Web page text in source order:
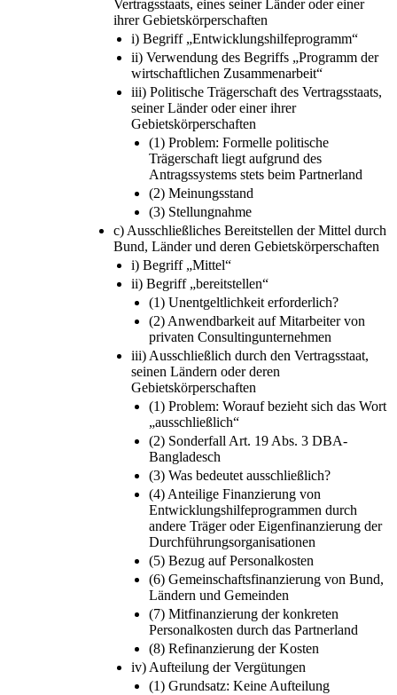
Vertragsstaats, eines seiner Länder oder einer
ihrer Gebietskörperschaften
i) Begriff „Entwicklungshilfeprogramm“
ii) Verwendung des Begriffs „Programm der
wirtschaftlichen Zusammenarbeit“
iii) Politische Trägerschaft des Vertragsstaats,
seiner Länder oder einer ihrer
Gebietskörperschaften
(1) Problem: Formelle politische
Trägerschaft liegt aufgrund des
Antragssystems stets beim Partnerland
(2) Meinungsstand
(3) Stellungnahme
c) Ausschließliches Bereitstellen der Mittel durch
Bund, Länder und deren Gebietskörperschaften
i) Begriff „Mittel“
ii) Begriff „bereitstellen“
(1) Unentgeltlichkeit erforderlich?
(2) Anwendbarkeit auf Mitarbeiter von
privaten Consultingunternehmen
iii) Ausschließlich durch den Vertragsstaat,
seinen Ländern oder deren
Gebietskörperschaften
(1) Problem: Worauf bezieht sich das Wort
„ausschließlich“
(2) Sonderfall Art. 19 Abs. 3 DBA-
Bangladesch
(3) Was bedeutet ausschließlich?
(4) Anteilige Finanzierung von
Entwicklungshilfeprogrammen durch
andere Träger oder Eigenfinanzierung der
Durchführungsorganisationen
(5) Bezug auf Personalkosten
(6) Gemeinschaftsfinanzierung von Bund,
Ländern und Gemeinden
(7) Mitfinanzierung der konkreten
Personalkosten durch das Partnerland
(8) Refinanzierung der Kosten
iv) Aufteilung der Vergütungen
(1) Grundsatz: Keine Aufteilung